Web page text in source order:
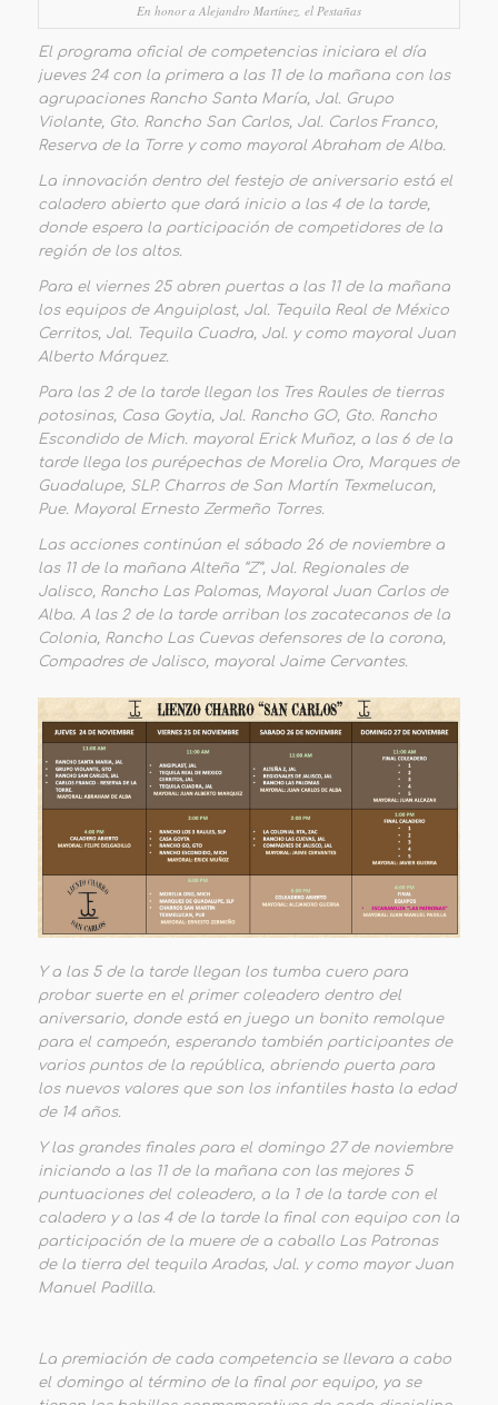
En honor a Alejandro Martínez, el Pestañas
El programa oficial de competencias iniciara el día
jueves 24 con la primera a las 11 de la mañana con las
agrupaciones Rancho Santa María, Jal. Grupo
Violante, Gto. Rancho San Carlos, Jal. Carlos Franco,
Reserva de la Torre y como mayoral Abraham de Alba.
La innovación dentro del festejo de aniversario está el
caladero abierto que dará inicio a las 4 de la tarde,
donde espera la participación de competidores de la
región de los altos.
Para el viernes 25 abren puertas a las 11 de la mañana
los equipos de Anguiplast, Jal. Tequila Real de México
Cerritos, Jal. Tequila Cuadra, Jal. y como mayoral Juan
Alberto Márquez.
Para las 2 de la tarde llegan los Tres Raules de tierras
potosinas, Casa Goytia, Jal. Rancho GO, Gto. Rancho
Escondido de Mich. mayoral Erick Muñoz, a las 6 de la
tarde llega los purépechas de Morelia Oro, Marques de
Guadalupe, SLP. Charros de San Martín Texmelucan,
Pue. Mayoral Ernesto Zermeño Torres.
Las acciones continúan el sábado 26 de noviembre a
las 11 de la mañana Alteña “Z”, Jal. Regionales de
Jalisco, Rancho Las Palomas, Mayoral Juan Carlos de
Alba. A las 2 de la tarde arriban los zacatecanos de la
Colonia, Rancho Las Cuevas defensores de la corona,
Compadres de Jalisco, mayoral Jaime Cervantes.
Y a las 5 de la tarde llegan los tumba cuero para
probar suerte en el primer coleadero dentro del
aniversario, donde está en juego un bonito remolque
para el campeón, esperando también participantes de
varios puntos de la república, abriendo puerta para
los nuevos valores que son los infantiles hasta la edad
de 14 años.
Y las grandes finales para el domingo 27 de noviembre
iniciando a las 11 de la mañana con las mejores 5
puntuaciones del coleadero, a la 1 de la tarde con el
caladero y a las 4 de la tarde la final con equipo con la
participación de la muere de a caballo Las Patronas
de la tierra del tequila Aradas, Jal. y como mayor Juan
Manuel Padilla.
La premiación de cada competencia se llevara a cabo
el domingo al término de la final por equipo, ya se